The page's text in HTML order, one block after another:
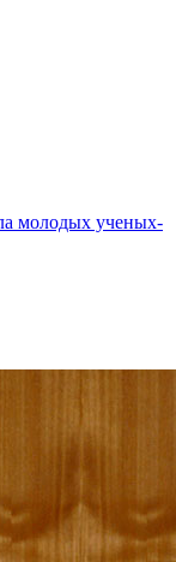
молодых ученых-